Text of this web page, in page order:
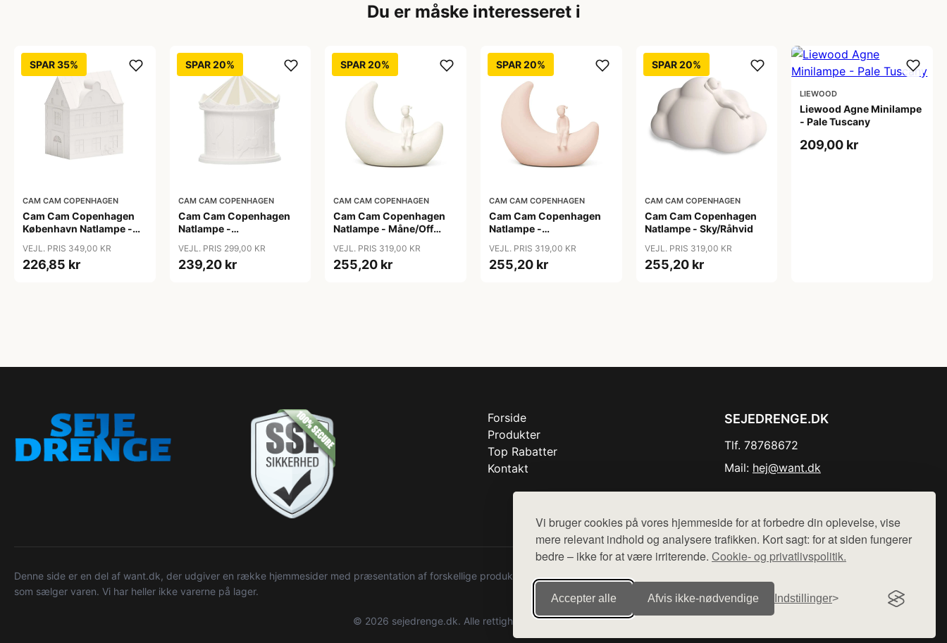
Vi bruger cookies på vores hjemmeside for at forbedre din oplevelse, vise
mere relevant indhold og analysere trafikken. Kort sagt: for at siden fungerer
bedre – ikke for at være irriterende. Cookie- og privatlivspolitik.
Accepter alle Afvis ikke‑nødvendige Indstillinger
Du er måske interesseret i
SPAR 35%
CAM CAM COPENHAGEN
Cam Cam Copenhagen
København Natlampe -
VEJL. PRIS 349,00 KR
226,85 kr
SPAR 20%
CAM CAM COPENHAGEN
Cam Cam Copenhagen
Natlampe -
VEJL. PRIS 299,00 KR
239,20 kr
SPAR 20%
CAM CAM COPENHAGEN
Cam Cam Copenhagen
Natlampe - Måne/Off
VEJL. PRIS 319,00 KR
255,20 kr
SPAR 20%
CAM CAM COPENHAGEN
Cam Cam Copenhagen
Natlampe -
VEJL. PRIS 319,00 KR
255,20 kr
SPAR 20%
CAM CAM COPENHAGEN
Cam Cam Copenhagen
Natlampe - Sky/Råhvid
VEJL. PRIS 319,00 KR
255,20 kr
LIEWOOD
Liewood Agne Minilampe
- Pale Tuscany
209,00 kr
Forside
Produkter
Top Rabatter
Kontakt
SEJEDRENGE.DK
Tlf. 78768672
Mail: hej@want.dk
Denne side er en del af want.dk, der udgiver en række hjemmesider med præsentation af forskellige produkter fra diverse webshops. Der sælges ikke varer fra denne side - vi henviser til de shops,
som sælger varen. Vi har heller ikke varerne på lager.
© 2026 sejedrenge.dk. Alle rettigheder forbeholdes.